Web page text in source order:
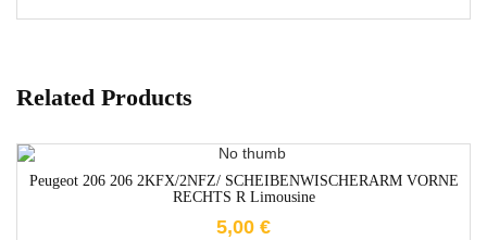
Related Products
Peugeot 206 206 2KFX/2NFZ/ SCHEIBENWISCHERARM VORNE
RECHTS R Limousine
5,00 €
1-3 Werktage